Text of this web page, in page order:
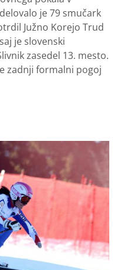
je 79 smučark
Južno Korejo Trud
je slovenski
zasedel 13. mesto.
zadnji formalni pogoj